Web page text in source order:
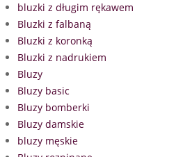
bluzki z długim rękawem
Bluzki z falbaną
Bluzki z koronką
Bluzki z nadrukiem
Bluzy
Bluzy basic
Bluzy bomberki
Bluzy damskie
bluzy męskie